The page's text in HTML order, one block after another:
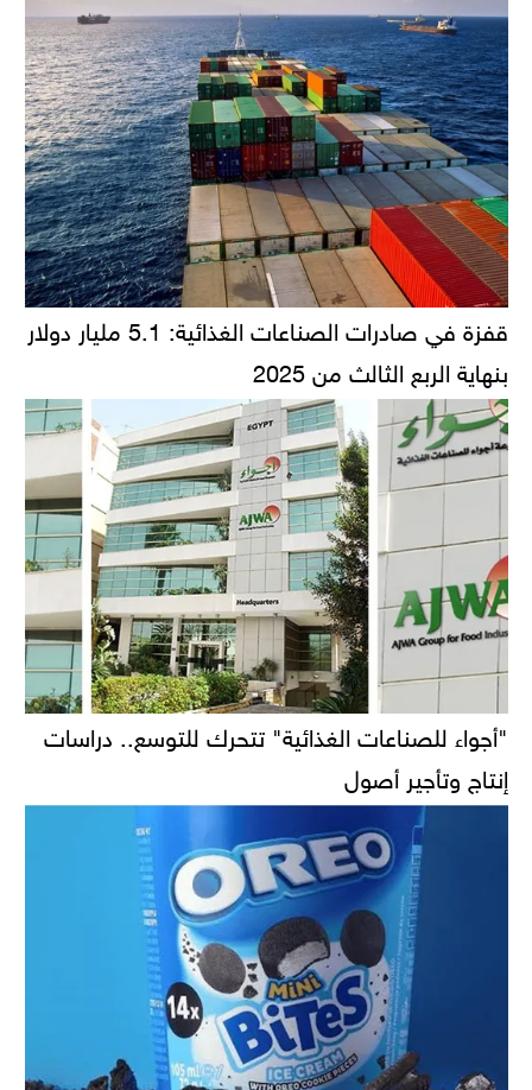
قفزة في صادرات الصناعات الغذائية: 5.1 مليار دولار
بنهاية الربع الثالث من 2025
"أجواء للصناعات الغذائية" تتحرك للتوسع.. دراسات
إنتاج وتأجير أصول